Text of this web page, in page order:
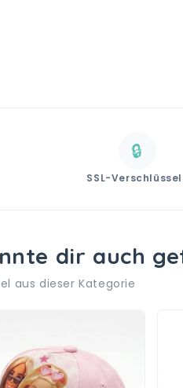
🔒
SSL-
dir auch
aus dieser Kategorie